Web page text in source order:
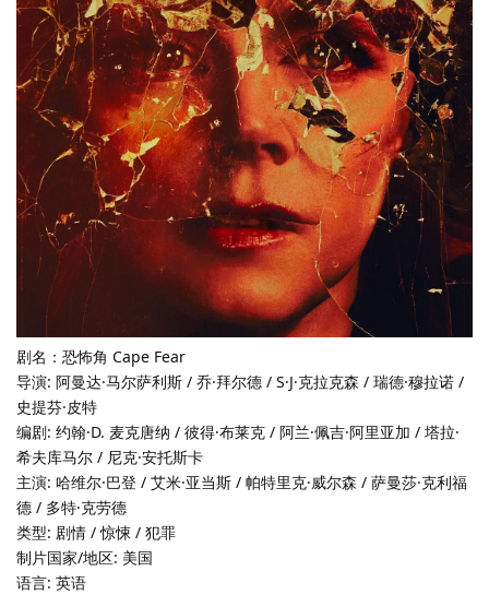
剧名：恐怖角 Cape Fear
导演: 阿曼达·马尔萨利斯 / 乔·拜尔德 / S·J·克拉克森 / 瑞德·穆拉诺 /
史提芬·皮特
编剧: 约翰·D. 麦克唐纳 / 彼得·布莱克 / 阿兰·佩吉·阿里亚加 / 塔拉·
希夫库马尔 / 尼克·安托斯卡
主演: 哈维尔·巴登 / 艾米·亚当斯 / 帕特里克·威尔森 / 萨曼莎·克利福
德 / 多特·克劳德
类型: 剧情 / 惊悚 / 犯罪
制片国家/地区: 美国
语言: 英语